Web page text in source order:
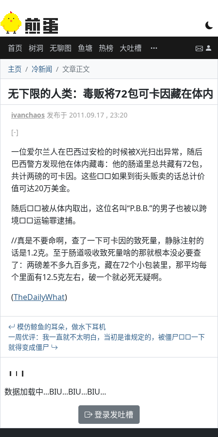
首页 树洞 无聊图 鱼塘 热榜 大吐槽
主页 冷新闻 文章正文
无下限的人类：毒贩将72包可卡因藏在体内
ivanchaos 发布于 2011.09.17 , 23:20
[-]
一位爱尔兰人在巴西过安检的时候被X光扫出异常，随后
巴西警方发现他在体内藏毒：他的肠道里总共藏有72包，
共计两磅的可卡因。这些□□如果到街头贩卖的话总计价
值可达20万美金。
随后□□被从体内取出，这位名叫“P.B.B.”的男子也被以跨
境□□运输罪逮捕。
//真是不要命啊，查了一下可卡因的致死量，静脉注射的
话是1.2克。至于肠道吸收致死量啥的那就根本没必要查
了：两磅差不多九百多克，藏在72个小包装里，那平均每
个里面有12.5克左右，破一个就必死无疑啊。
(TheDailyWhat)
模仿鲸鱼的耳朵，做水下耳机
一周优评：我一直就不太明白，当初是谁规定的，被僵尸□□一下
就得变成僵尸
数据加载中...BIU...BIU...BIU...
登录发吐槽